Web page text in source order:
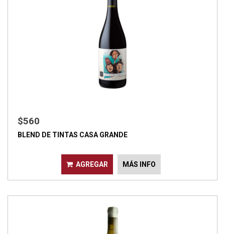
$560
BLEND DE TINTAS CASA GRANDE
AGREGAR MÁS INFO